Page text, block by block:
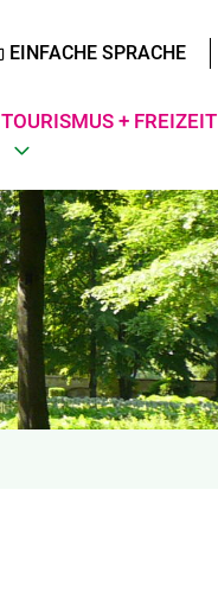
EINFACHE SPRACHE
TOURISMUS + FREIZEIT